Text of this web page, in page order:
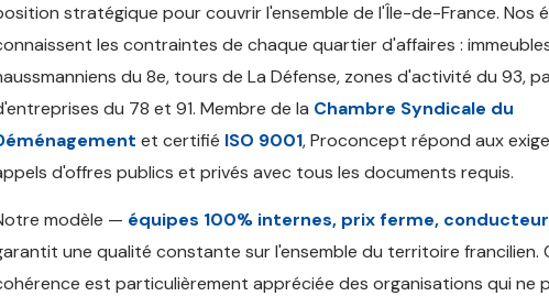
stratégique pour couvrir l'ensemble de l'Île-de-France. Nos
les contraintes de chaque quartier d'affaires :
du 8e, tours de La Défense, zones d'activité du 93,
du 78 et 91. Membre de la Chambre Syndicale du
et certifié ISO 9001, Proconcept répond aux
d'offres publics et privés avec tous les documents requis.
modèle — équipes 100% internes, prix ferme,
une qualité constante sur l'ensemble du territoire francilien.
est particulièrement appréciée des organisations qui ne